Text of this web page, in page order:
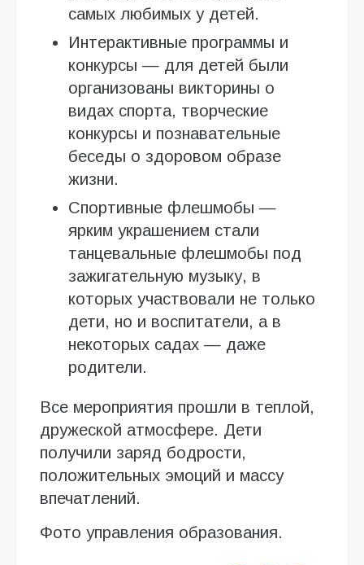
самых любимых у детей.
Интерактивные программы и
конкурсы — для детей были
организованы викторины о
видах спорта, творческие
конкурсы и познавательные
беседы о здоровом образе
жизни.
Спортивные флешмобы —
ярким украшением стали
танцевальные флешмобы под
зажигательную музыку, в
которых участвовали не только
дети, но и воспитатели, а в
некоторых садах — даже
родители.
Все мероприятия прошли в теплой,
дружеской атмосфере. Дети
получили заряд бодрости,
положительных эмоций и массу
впечатлений.
Фото управления образования.